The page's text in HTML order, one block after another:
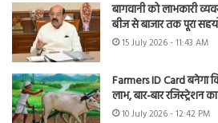
बागवानी को लाभकारी
बीज से बाजार तक पूरा
15 July 2026 - 11:43 AM
Farmers ID Card बनेगा
लाभ, बार-बार
10 July 2026 - 12:42 PM